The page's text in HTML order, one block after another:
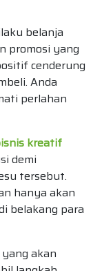
belanja
promosi yang
cenderung
Anda
perlahan
kreatif
demi
tersebut.
hanya akan
belakang para
akan